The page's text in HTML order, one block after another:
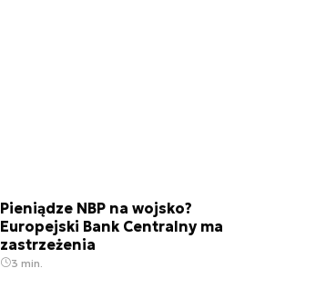
Pieniądze NBP na wojsko?
Europejski Bank Centralny ma
zastrzeżenia
3 min.